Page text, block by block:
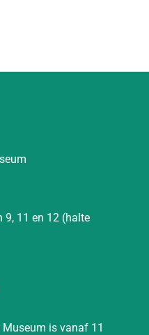
9, 11 en 12 (halte
Museum is vanaf 11